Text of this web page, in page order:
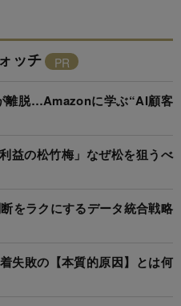
ッチ
離脱…Amazonに学ぶ“AI顧客
益の松竹梅」なぜ松を狙うべ
をラクにするデータ統合戦略
失敗の【本質的原因】とは何